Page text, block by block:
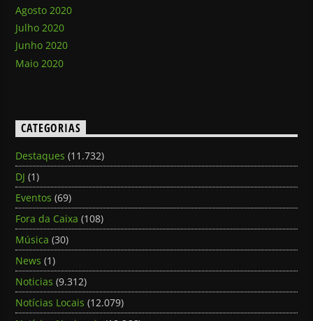
Agosto 2020
Julho 2020
Junho 2020
Maio 2020
CATEGORIAS
Destaques (11.732)
DJ (1)
Eventos (69)
Fora da Caixa (108)
Música (30)
News (1)
Noticias (9.312)
Notícias Locais (12.079)